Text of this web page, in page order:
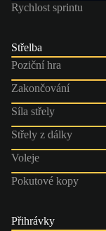
Rychlost sprintu
Střelba
Poziční hra
Zakončování
Síla střely
Střely z dálky
Voleje
Pokutové kopy
Přihrávky